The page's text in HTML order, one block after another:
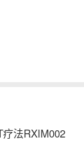
法RXIM002